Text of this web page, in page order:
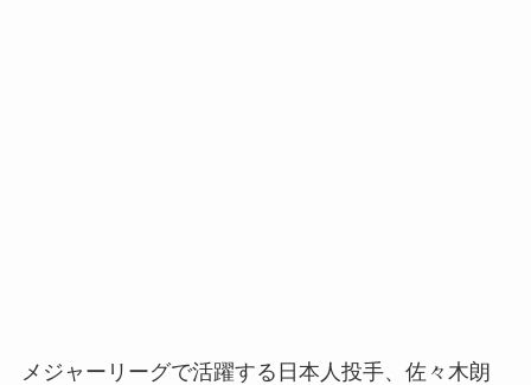
メジャーリーグで活躍する日本人投手、佐々木朗